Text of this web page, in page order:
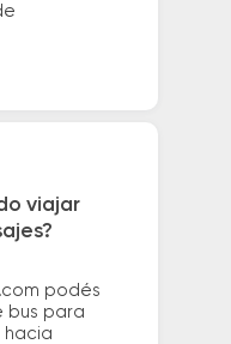
viajar
podés
bus para
hacia